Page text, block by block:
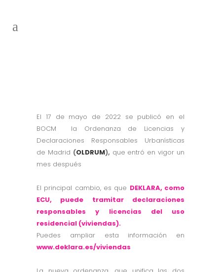
El 17 de mayo de 2022 se publicó en el
BOCM la Ordenanza de Licencias y
Declaraciones Responsables Urbanísticas
de Madrid (OLDRUM), que entró en vigor un
mes después
El principal cambio, es que DEKLARA, como
ECU, puede tramitar declaraciones
responsables y licencias del uso
residencial (viviendas).
Puedes ampliar esta información en
www.deklara.es/viviendas